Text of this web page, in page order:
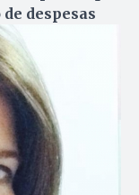
despesas